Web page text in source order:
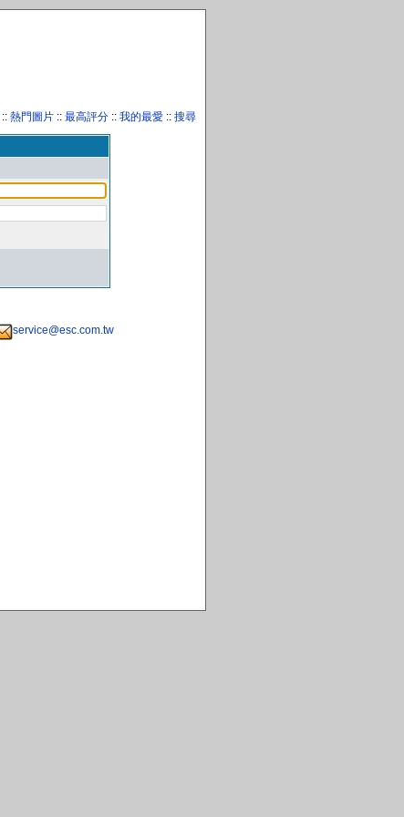
:: 熱門圖片 :: 最高評分 :: 我的最愛 :: 搜尋
service@esc.com.tw